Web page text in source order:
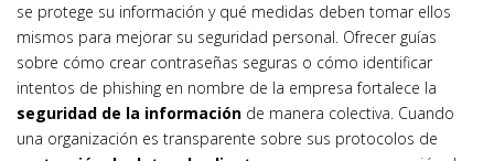
se protege su información y qué medidas deben tomar ellos
mismos para mejorar su seguridad personal. Ofrecer guías
sobre cómo crear contraseñas seguras o cómo identificar
intentos de phishing en nombre de la empresa fortalece la
seguridad de la información de manera colectiva. Cuando
una organización es transparente sobre sus protocolos de